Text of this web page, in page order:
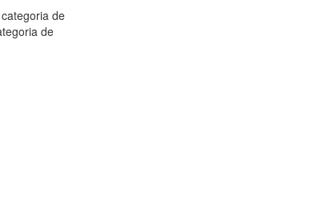
de
de